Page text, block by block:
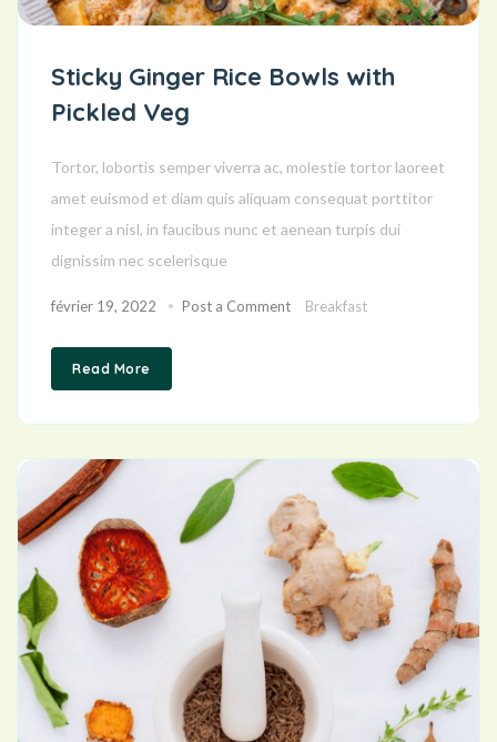
Sticky Ginger Rice Bowls with
Pickled Veg
Tortor, lobortis semper viverra ac, molestie tortor laoreet
amet euismod et diam quis aliquam consequat porttitor
integer a nisl, in faucibus nunc et aenean turpis dui
dignissim nec scelerisque
février 19, 2022 Post a Comment Breakfast
Read More